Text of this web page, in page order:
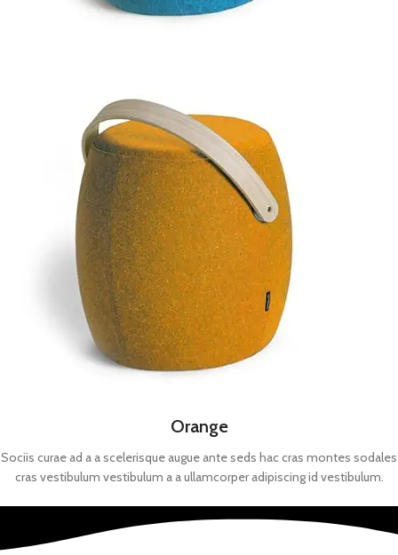
Orange
Sociis curae ad a a scelerisque augue ante seds hac cras montes sodales
cras vestibulum vestibulum a a ullamcorper adipiscing id vestibulum.